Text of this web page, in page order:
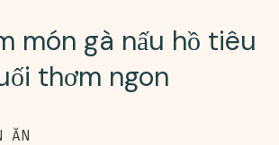
món gà nấu hồ tiêu
thơm ngon
ĂN